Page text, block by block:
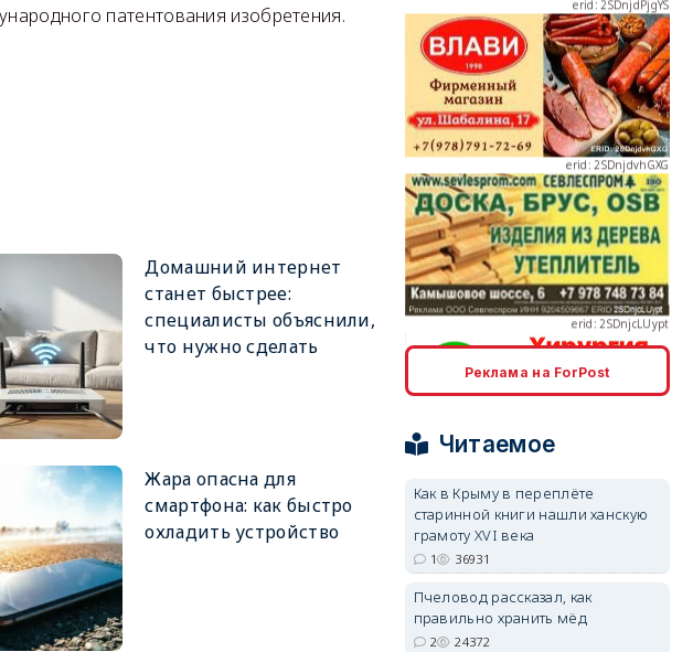
патентования изобретения.
Домашний интернет
станет быстрее:
специалисты объяснили,
что нужно сделать
Жара опасна для
смартфона: как быстро
охладить устройство
erid: 2SDnjdvhGXG
erid: 2SDnjcLUypt
erid: 2SDnjcrDNw6
Реклама на ForPost
Читаемое
Как в Крыму в переплёте
старинной книги нашли ханскую
грамоту XVI века
1 36931
Пчеловод рассказал, как
правильно хранить мёд
2 24372